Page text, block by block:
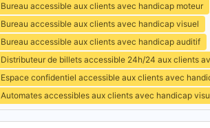
Bureau accessible aux clients avec handicap moteur
Bureau accessible aux clients avec handicap visuel
Bureau accessible aux clients avec handicap auditif
Distributeur de billets accessible 24h/24 aux clients
Espace confidentiel accessible aux clients avec
Automates accessibles aux clients avec handicap